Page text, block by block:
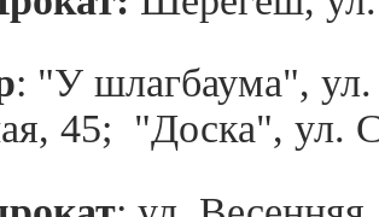
: "У шлагбаума",
45; "Доска", ул.